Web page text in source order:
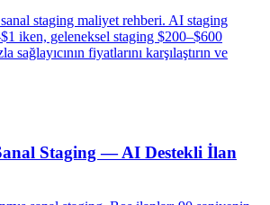
staging maliyet rehberi. AI staging
iken, geleneksel staging $200–$600
sağlayıcının fiyatlarını karşılaştırın ve
Staging — AI Destekli İlan